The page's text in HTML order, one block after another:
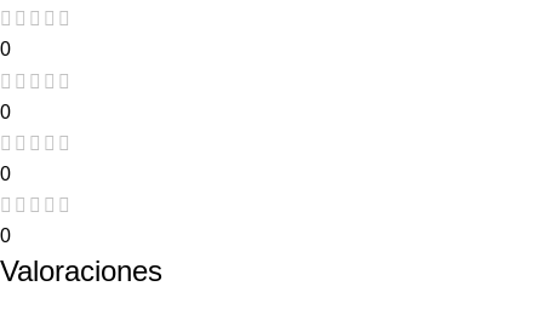
0
0
0
0
Valoraciones